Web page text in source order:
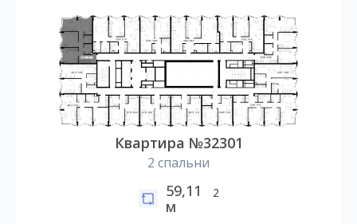
Квартира №32301
2 спальни
59,11
м
2